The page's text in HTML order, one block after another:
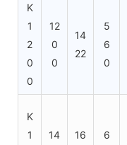
K
1
2
0
0
12
0
0
14
22
5
6
0
K
1
14
16
6